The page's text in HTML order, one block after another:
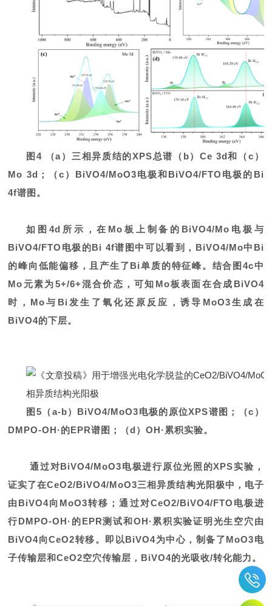
图4 （a）三相异质结的XPS总谱（b）Ce 3d和（c）
Mo 3d；（c）BiVO4/MoO3电极和BiVO4/FTO电极的Bi
4f谱图。
如图4d所示，在Mo板上制备的BiVO4/Mo电极与
BiVO4/FTO电极的Bi 4f谱图中可以看到，BiVO4/Mo中Bi
的峰向低能偏移，且产生了Bi单质的特征峰。结合图4c中
Mo元素为5+/6+混合价态，可知Mo板表面在合成BiVO4
时，Mo与Bi发生了氧化还原反应，诱导MoO3生成在
BiVO4的下层。
图5（a-b）BiVO4/MoO3电极的原位XPS谱图；（c）
DMPO-OH·的EPR谱图；（d）OH·累积实验。
通过对BiVO4/MoO3电极进行原位光照的XPS实验，
证实了在CeO2/BiVO4/MoO3三相异质结构光阳极中，电子
由BiVO4向MoO3转移；通过对CeO2/BiVO4/FTO电极进
行DMPO-OH·的EPR测试和OH·累积实验证明光生空穴由
BiVO4向CeO2转移。即以BiVO4为中心，制备了MoO3电
子传输层和CeO2空穴传输层，BiVO4的光吸收/转化能力。